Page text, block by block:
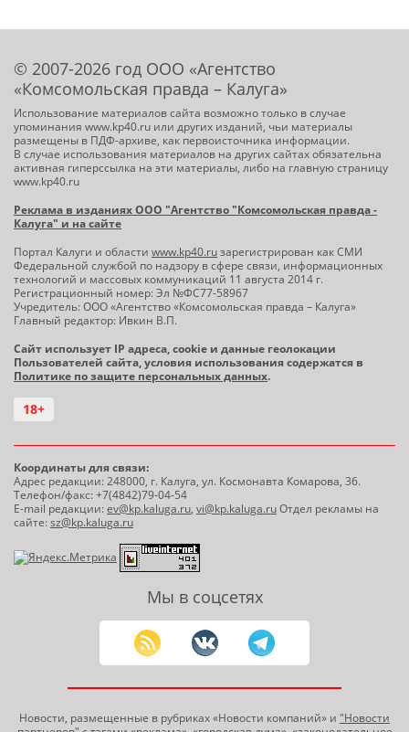
© 2007-2026 год ООО «Агентство
«Комсомольская правда – Калуга»
Использование материалов сайта возможно только в случае
упоминания www.kp40.ru или других изданий, чьи материалы
размещены в ПДФ-архиве, как первоисточника информации.
В случае использования материалов на других сайтах обязательна
активная гиперссылка на эти материалы, либо на главную страницу
www.kp40.ru
Реклама в изданиях ООО "Агентство "Комсомольская правда -
Калуга" и на сайте
Портал Калуги и области www.kp40.ruзарегистрирован как СМИ
Федеральной службой по надзору в сфере связи, информационных
технологий и массовых коммуникаций 11 августа 2014 г.
Регистрационный номер: Эл №ФС77-58967
Учредитель: ООО «Агентство «Комсомольская правда – Калуга»
Главный редактор: Ивкин В.П.
Сайт использует IP адреса, cookie и данные геолокации
Пользователей сайта, условия использования содержатся в
Политике по защите персональных данных.
18+
Координаты для связи:
Адрес редакции: 248000, г. Калуга, ул. Космонавта Комарова, 36.
Телефон/факс: +7(4842)79-04-54
E-mail редакции:ev@kp.kaluga.ru, vi@kp.kaluga.ruОтдел рекламы на
сайте:sz@kp.kaluga.ru
Мы в соцсетях
Новости, размещенные в рубриках «Новости компаний» и "Новости